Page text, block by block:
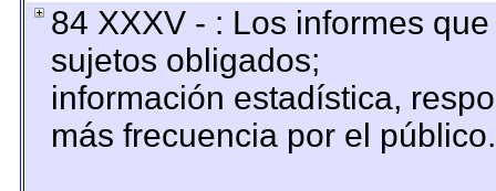
84 XXXV - : Los informes
sujetos obligados;
información estadística,
más frecuencia por el público.